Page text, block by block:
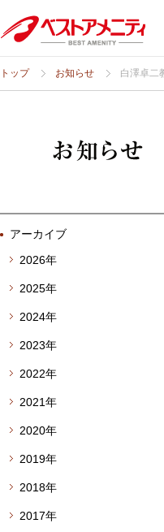
トップ お知らせ 白澤卓二
アーカイブ
2026年
2025年
2024年
2023年
2022年
2021年
2020年
2019年
2018年
2017年